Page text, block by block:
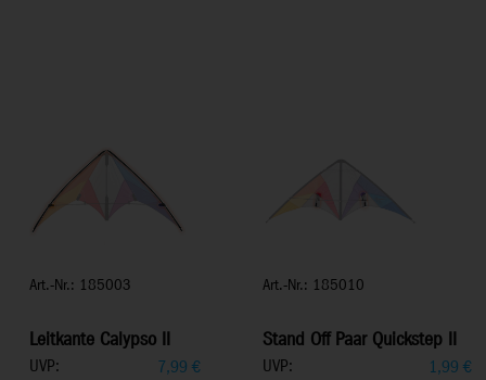
Art.-Nr.: 185003
Leitkante Calypso II
UVP: 7,99 €
Art.-Nr.: 185010
Stand Off Paar Quickstep II
UVP: 1,99 €